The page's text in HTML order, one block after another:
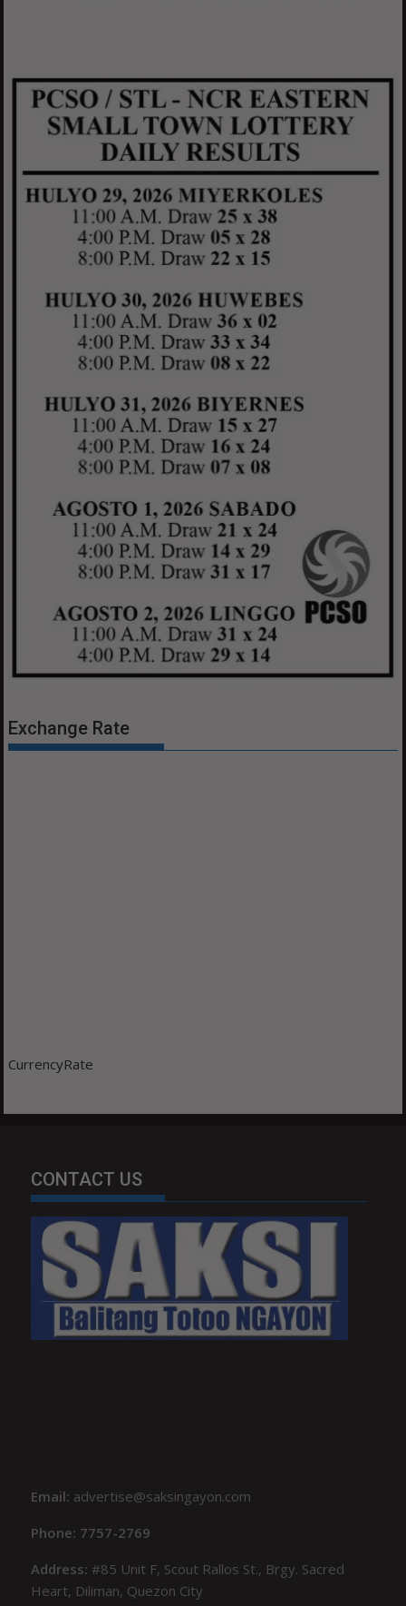
Exchange Rate
CurrencyRate
CONTACT US
Email: advertise@saksingayon.com
Phone: 7757-2769
Address:#85 Unit F, Scout Rallos St., Brgy. Sacred
Heart, Diliman, Quezon City